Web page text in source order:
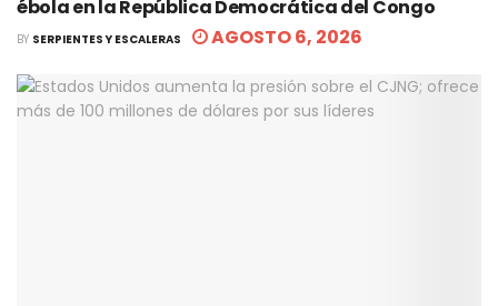
ébola en la República Democrática del Congo
BY SERPIENTES Y ESCALERAS AGOSTO 6, 2026